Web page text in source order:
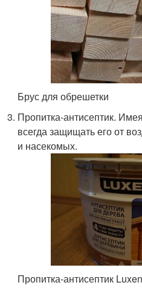
Брус для обрешетки
Пропитка-антисептик.
всегда защищать его от
и насекомых.
Пропитка-антисептик